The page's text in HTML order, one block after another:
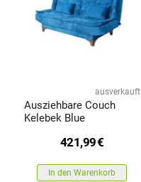
ausverkauft
Ausziehbare Couch
Kelebek Blue
421,99€
In den Warenkorb